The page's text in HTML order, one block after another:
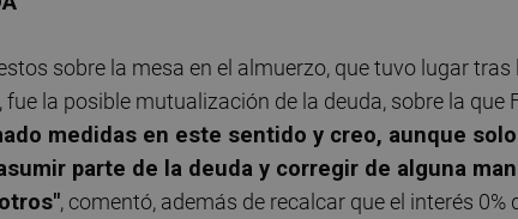
sobre la mesa en el almuerzo, que tuvo lugar
, fue la posible mutualización de la deuda, sobre la que
medidas en este sentido y creo, aunque
parte de la deuda y corregir de alguna
, comentó, además de recalcar que el interés 0%